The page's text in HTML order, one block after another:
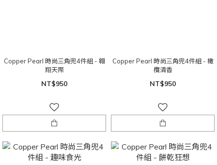
Copper Pearl 時尚三角兜4件組 - 翱
翔天際
NT$950
Copper Pearl 時尚三角兜4件組 - 橄
欖清香
NT$950